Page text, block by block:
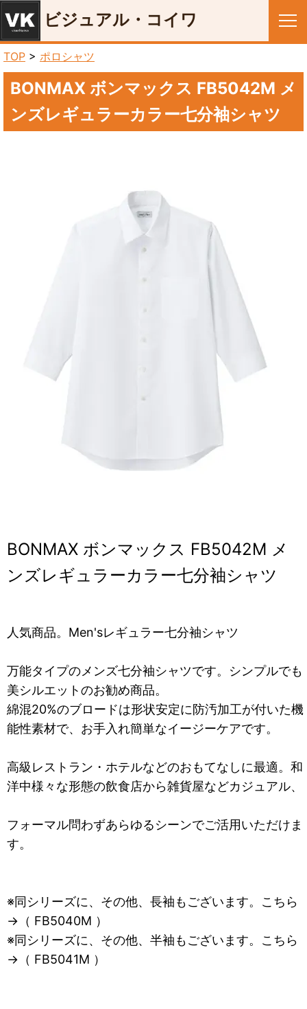
ビジュアル・コイワ
TOP > ポロシャツ
BONMAX ボンマックス FB5042M メ
ンズレギュラーカラー七分袖シャツ
BONMAX ボンマックス FB5042M メ
ンズレギュラーカラー七分袖シャツ
人気商品。Men'sレギュラー七分袖シャツ
万能タイプのメンズ七分袖シャツです。シンプルでも
美シルエットのお勧め商品。
綿混20%のブロードは形状安定に防汚加工が付いた機
能性素材で、お手入れ簡単なイージーケアです。
高級レストラン・ホテルなどのおもてなしに最適。和
洋中様々な形態の飲食店から雑貨屋などカジュアル、
フォーマル問わずあらゆるシーンでご活用いただけま
す。
※同シリーズに、その他、長袖もございます。こちら
→（ FB5040M ）
※同シリーズに、その他、半袖もございます。こちら
→（ FB5041M ）